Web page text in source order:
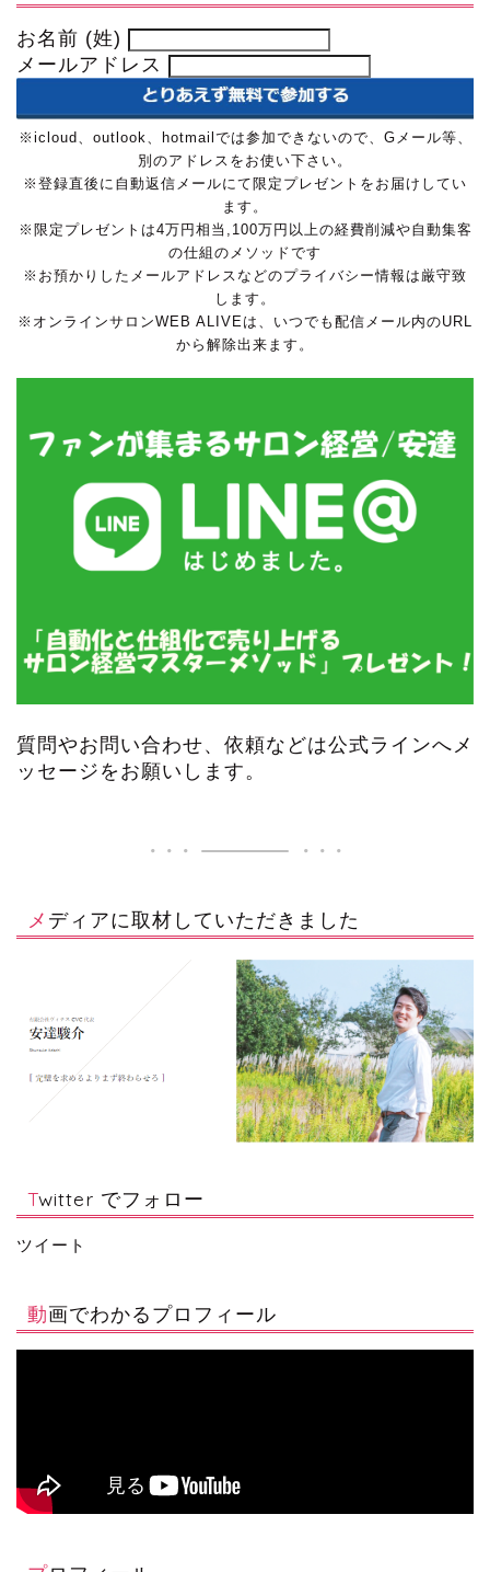
お名前 (姓)
メールアドレス
※icloud、outlook、hotmailでは参加できないので、Gメール等、
別のアドレスをお使い下さい。
※登録直後に自動返信メールにて限定プレゼントをお届けしてい
ます。
※限定プレゼントは4万円相当,100万円以上の経費削減や自動集客
の仕組のメソッドです
※お預かりしたメールアドレスなどのプライバシー情報は厳守致
します。
※オンラインサロンWEB ALIVEは、いつでも配信メール内のURL
から解除出来ます。
質問やお問い合わせ、依頼などは公式ラインへメ
ッセージをお願いします。
メディアに取材していただきました
Twitter でフォロー
ツイート
動画でわかるプロフィール